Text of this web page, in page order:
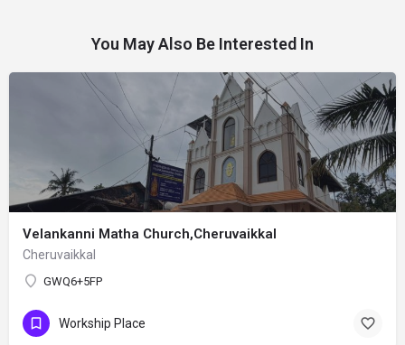
You May Also Be Interested In
Velankanni Matha Church,Cheruvaikkal
Cheruvaikkal
GWQ6+5FP
Workship Place